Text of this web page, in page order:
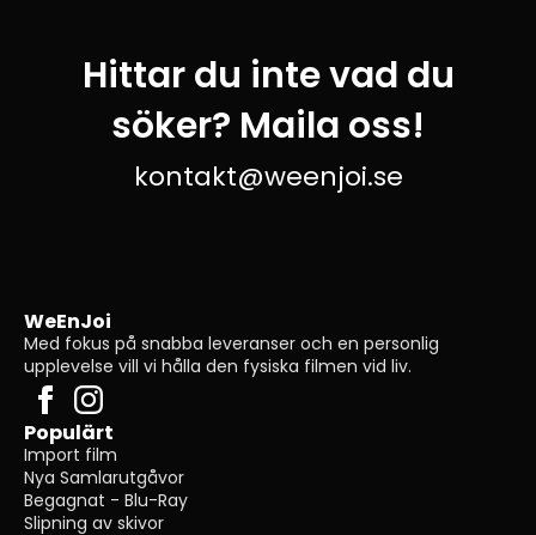
Hittar du inte vad du
söker? Maila oss!
kontakt@weenjoi.se
WeEnJoi
Med fokus på snabba leveranser och en personlig
upplevelse vill vi hålla den fysiska filmen vid liv.
Populärt
Import film
Nya Samlarutgåvor
Begagnat - Blu-Ray
Slipning av skivor